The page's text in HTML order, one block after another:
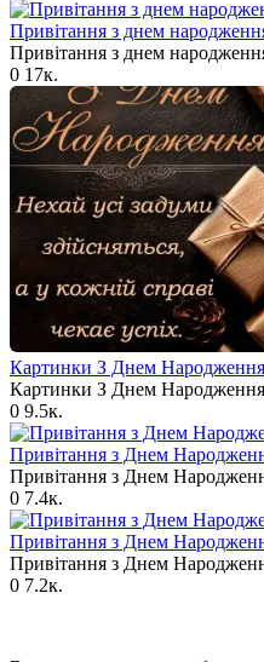
Привітання з днем
Привітання з днем
0 17к.
Картинки З Днем Народження
Картинки З Днем Народження
0 9.5к.
Привітання з Днем
Привітання з Днем
0 7.4к.
Привітання з Днем
Привітання з Днем
0 7.2к.